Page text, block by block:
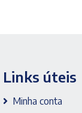
Links úteis
Minha conta